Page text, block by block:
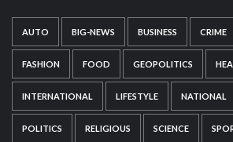
AUTO BIG-NEWS BUSINESS CRIME
FASHION FOOD GEOPOLITICS
INTERNATIONAL LIFESTYLE NATIONAL
POLITICS RELIGIOUS SCIENCE